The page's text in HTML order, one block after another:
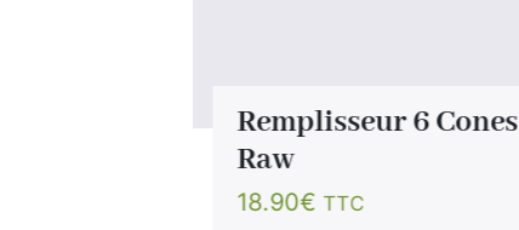
Remplisseur 6 Cones
Raw
18.90€ TTC